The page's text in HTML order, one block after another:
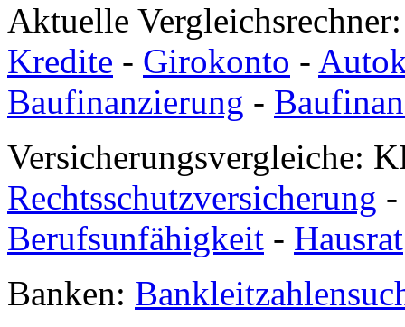
Aktuelle
Kredite - Girokonto -
Baufinanzierung -
Versicherungsvergleiche:
Rechtsschutzversicherung
Berufsunfähigkeit - Hausrat
Banken: